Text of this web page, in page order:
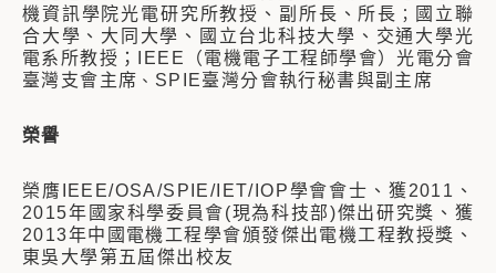
機資訊學院光電研究所教授、副所長、所長 ；
國立聯
合大學、大同大學、國立台北科技大學、交通大學光
電系所教授；IEEE（電機電子工程師學會）光電分會
臺灣支會主席 、 SPIE臺灣分會執行秘書與副主席
榮譽
榮膺IEEE/OSA/SPIE/IET/IOP學會會士 、獲2011、
2015年國家科學委員會(現為科技部)傑出研究獎 、獲
2013年中國電機工程學會頒發傑出電機工程教授獎 、
東吳大學第五屆傑出校友